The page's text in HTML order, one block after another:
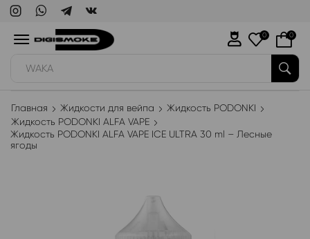
WAKA
0 0
Главная Жидкости для вейпа
Жидкость PODONKI
Жидкость PODONKI ALFA VAPE
Жидкость PODONKI ALFA VAPE ICE ULTRA 30 ml – Лесные
ягоды